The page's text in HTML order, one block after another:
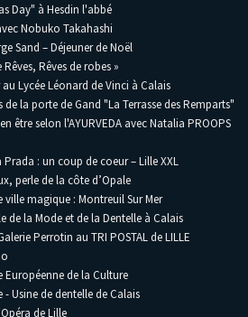
Day" à Hesdin l'abbé
Nobuko Takahashi
Sand – Déjeuner de Noël
Rêves de robes »
Lycée Léonard de Vinci à Calais
de la porte de Gand "La Terrasse des Remparts"
être selon l'AYURVEDA avec Natalia PROOPS
: un coup de coeur – Lille XXL
perle de la côte d’Opale
ville magique : Montreuil Sur Mer
de la Mode et de la Dentelle à Calais
Perrotin au TRI POSTAL de LILLE
Européenne de la Culture
- Usine de dentelle de Calais
de Lille